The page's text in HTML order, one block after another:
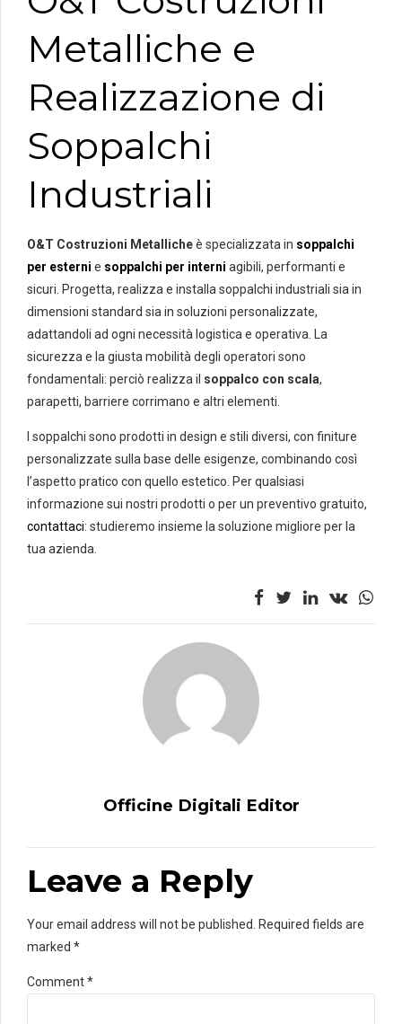
Metalliche e
Realizzazione di
Soppalchi
Industriali
O&T Costruzioni Metallicheè specializzata in soppalchi
per esterni e soppalchi per interni agibili, performanti e
sicuri. Progetta, realizza e installa soppalchi industriali sia in
dimensioni standard sia in soluzioni personalizzate,
adattandoli ad ogni necessità logistica e operativa. La
sicurezza e la giusta mobilità degli operatori sono
fondamentali: perciò realizza il soppalco con scala,
parapetti, barriere corrimano e altri elementi.
I soppalchi sono prodotti in design e stili diversi, con finiture
personalizzate sulla base delle esigenze, combinando così
l’aspetto pratico con quello estetico. Per qualsiasi
informazione sui nostri prodotti o per un preventivo gratuito,
contattaci: studieremo insieme la soluzione migliore per la
tua azienda.
Officine Digitali Editor
Leave a Reply
Your email address will not be published. Required fields are
marked *
Comment*